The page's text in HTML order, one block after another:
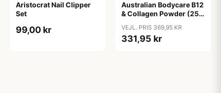
Aristocrat Nail Clipper
Set
99,00 kr
Australian Bodycare B12
& Collagen Powder (250
VEJL. PRIS 369,95 KR
331,95 kr